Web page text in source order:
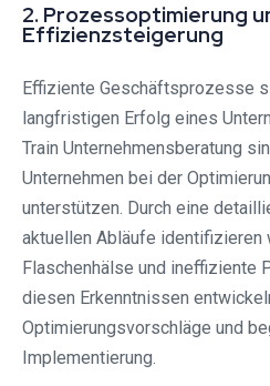
2. Prozessoptimierung
Effizienzsteigerung
Effiziente Geschäftsprozesse
langfristigen Erfolg eines
Train Unternehmensberatung
Unternehmen bei der
unterstützen. Durch eine
aktuellen Abläufe identifizieren
Flaschenhälse und ineffiziente
diesen Erkenntnissen
Optimierungsvorschläge und
Implementierung.